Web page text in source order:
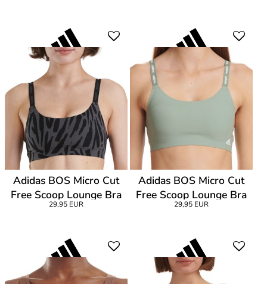
Adidas BOS Micro Cut
Free Scoop Lounge Bra
29,95 EUR
Adidas BOS Micro Cut
Free Scoop Lounge Bra
29,95 EUR